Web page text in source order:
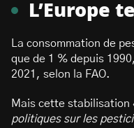
L’Europe
La consommation de
que de 1 % depuis
2021, selon la FAO.
Mais cette stabilisation
politiques sur les